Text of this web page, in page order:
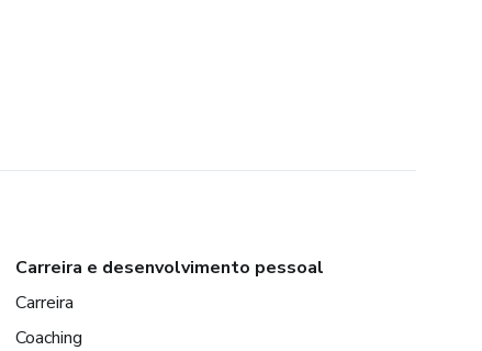
Carreira e desenvolvimento pessoal
Carreira
Coaching